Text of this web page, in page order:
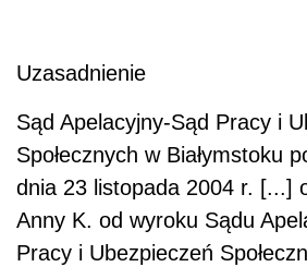
Uzasadnienie
Sąd Apelacyjny-Sąd Pracy i
Społecznych w Białymstoku
dnia 23 listopada 2004 r. [...]
Anny K. od wyroku Sądu
Pracy i Ubezpieczeń